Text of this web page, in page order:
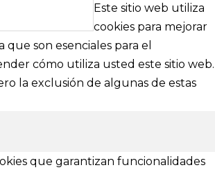
legales e información técnica sobre
web
Legal
de Privacidad
Este sitio web utiliza
cookies para mejorar
son esenciales para el
cómo utiliza usted este sitio web.
la exclusión de algunas de estas
que garantizan funcionalidades